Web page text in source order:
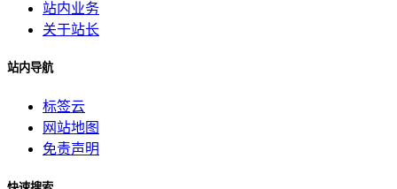
站内业务
关于站长
站内导航
标签云
网站地图
免责声明